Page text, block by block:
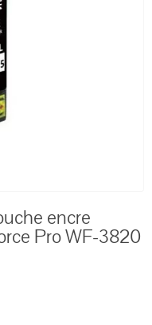
encre
Pro WF-3820